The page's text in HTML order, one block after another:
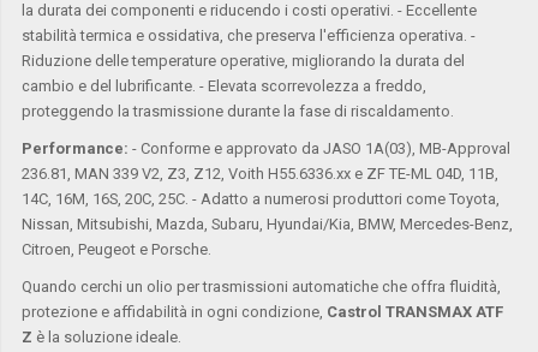
la durata dei componenti e riducendo i costi operativi. - Eccellente
stabilità termica e ossidativa, che preserva l'efficienza operativa. -
Riduzione delle temperature operative, migliorando la durata del
cambio e del lubrificante. - Elevata scorrevolezza a freddo,
proteggendo la trasmissione durante la fase di riscaldamento.
Performance: - Conforme e approvato da JASO 1A(03), MB-Approval
236.81, MAN 339 V2, Z3, Z12, Voith H55.6336.xx e ZF TE-ML 04D, 11B,
14C, 16M, 16S, 20C, 25C. - Adatto a numerosi produttori come Toyota,
Nissan, Mitsubishi, Mazda, Subaru, Hyundai/Kia, BMW, Mercedes-Benz,
Citroen, Peugeot e Porsche.
Quando cerchi un olio per trasmissioni automatiche che offra fluidità,
protezione e affidabilità in ogni condizione, Castrol TRANSMAX ATF
Z è la soluzione ideale.